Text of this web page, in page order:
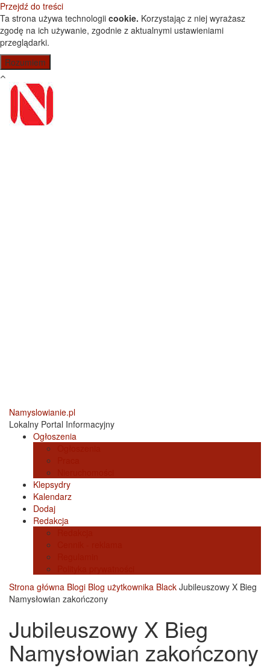
Przejdź do treści
Ta strona używa technologii cookie. Korzystając z niej wyrażasz
zgodę na ich używanie, zgodnie z aktualnymi ustawieniami
przeglądarki.
Namyslowianie.pl
Lokalny Portal Informacyjny
Ogłoszenia
Klepsydry
Kalendarz
Dodaj
Redakcja
Strona główna Blogi Blog użytkownika Black Jubileuszowy X Bieg
Namysłowian zakończony
Jubileuszowy X Bieg
Namysłowian zakończony